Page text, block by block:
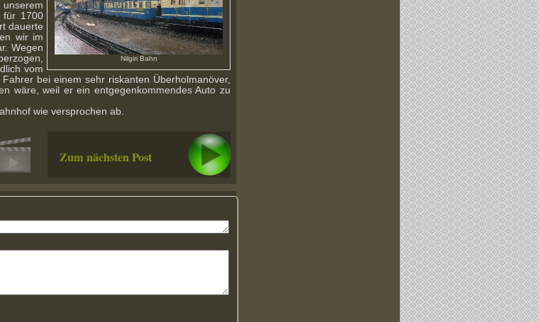
Nilgiri Bahn
für 1700
dauerte
wir im
Wegen
vom
bei einem sehr riskanten Überholmanöver,
wäre, weil er ein entgegenkommendes Auto zu
wie versprochen ab.
Zum nächsten Post